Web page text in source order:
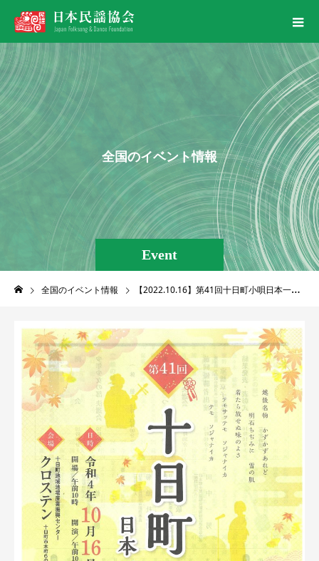
Event
全国のイベント情報
全国のイベント情報 【2022.10.16】第41回十日町小唄日本一優勝大会